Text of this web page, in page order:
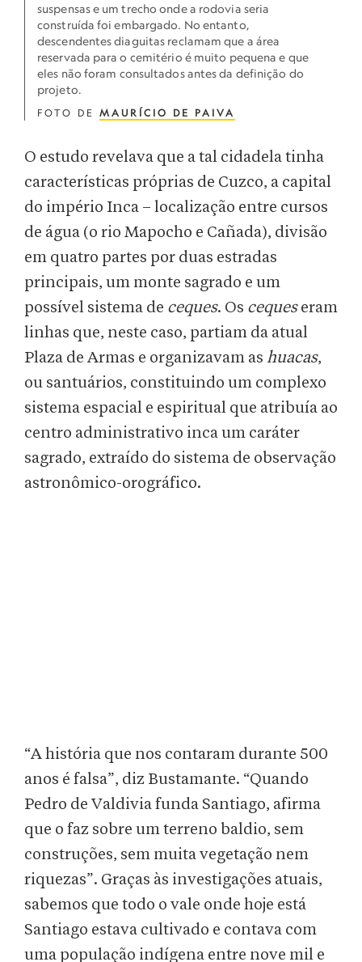
suspensas e um trecho onde a rodovia seria
construída foi embargado. No entanto,
descendentes diaguitas reclamam que a área
reservada para o cemitério é muito pequena e que
eles não foram consultados antes da definição do
projeto.
FOTO DE MAURÍCIO DE PAIVA
O estudo revelava que a tal cidadela tinha
características próprias de Cuzco, a capital
do império Inca – localização entre cursos
de água (o rio Mapocho e Cañada), divisão
em quatro partes por duas estradas
principais, um monte sagrado e um
possível sistema de ceques. Os cequeseram
linhas que, neste caso, partiam da atual
Plaza de Armas e organizavam as huacas,
ou santuários, constituindo um complexo
sistema espacial e espiritual que atribuía ao
centro administrativo inca um caráter
sagrado, extraído do sistema de observação
astronômico-orográfico.
“A história que nos contaram durante 500
anos é falsa”, diz Bustamante. “Quando
Pedro de Valdivia funda Santiago, afirma
que o faz sobre um terreno baldio, sem
construções, sem muita vegetação nem
riquezas”. Graças às investigações atuais,
sabemos que todo o vale onde hoje está
Santiago estava cultivado e contava com
uma população indígena entre nove mil e